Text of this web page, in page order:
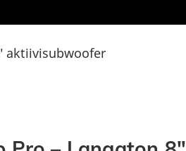
aktiivisubwoofer